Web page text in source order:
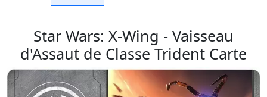
Star Wars: X-Wing - Vaisseau
d'Assaut de Classe Trident Carte